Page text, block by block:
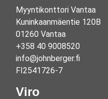
Myyntikonttori Vantaa
Kuninkaanmäentie 120B
01260 Vantaa
+358 40 9008520
info@johnberger.fi
FI2541726-7
Viro